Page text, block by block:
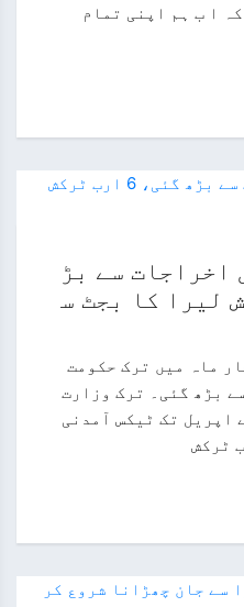
ا ب ہم اپنی تمام
اخراجات سے بڑ
ٹرکش لیرا کا بجٹ س
ماہ میں ترک حکومت
بڑھ گئی۔ ترک وزارت
اپریل تک ٹیکس آمدنی